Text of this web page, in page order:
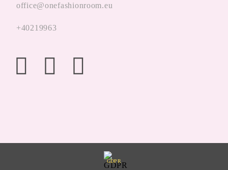
office@onefashionroom.eu
+40219963
GDPR